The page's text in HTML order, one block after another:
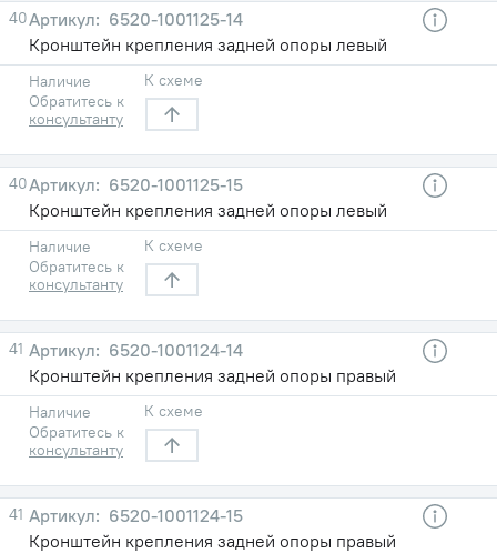
40
6520-1001125-14
Кронштейн крепления задней опоры левый
Наличие
Обратитесь к
консультанту
К схеме
40
6520-1001125-15
Кронштейн крепления задней опоры левый
Наличие
Обратитесь к
консультанту
К схеме
41
6520-1001124-14
Кронштейн крепления задней опоры правый
Наличие
Обратитесь к
консультанту
К схеме
41
6520-1001124-15
Кронштейн крепления задней опоры правый